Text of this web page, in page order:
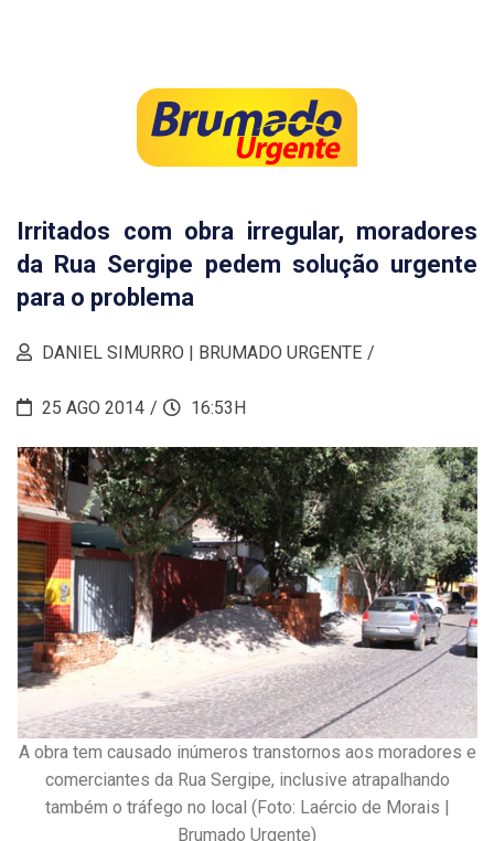
Irritados com obra irregular, moradores
da Rua Sergipe pedem solução urgente
para o problema
DANIEL SIMURRO | BRUMADO URGENTE
25 AGO 2014 16:53H
A obra tem causado inúmeros transtornos aos moradores e
comerciantes da Rua Sergipe, inclusive atrapalhando
também o tráfego no local (Foto: Laércio de Morais |
Brumado Urgente)